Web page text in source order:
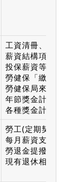
工資清冊、薪資
薪資結構項目及
投保薪資等級 /
勞健保「繳費通
勞健保局來往公
年節獎金計發辦
各種獎金計發辦
勞工(定期契約)
每月薪資支出總
勞退金提撥率及
現有退休相關辦